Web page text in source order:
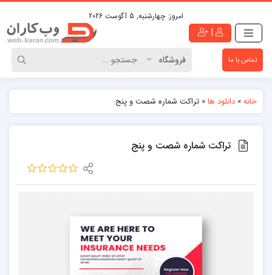
امروز: چهارشنبه, 5 آگوست 2026
|
تماس با ما
خانه» دانلود ها» تراکت شماره شصت و پنج
تراکت شماره شصت و پنج